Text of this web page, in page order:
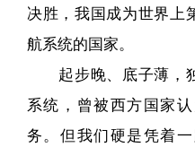
决胜，我国成为世界上
航系统的国家。
起步晚、底子薄，独
系统，曾被西方国家
务。但我们硬是凭着